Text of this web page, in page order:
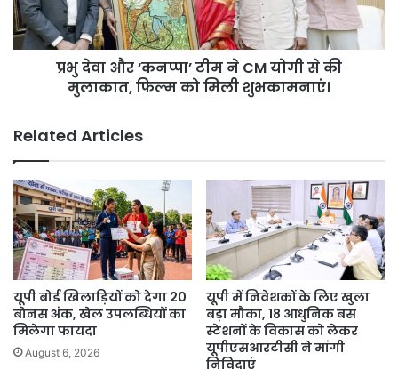
जाम।
CM
योगी
से
मिली
शुभकामनाएं।
प्रभु देवा और ‘कनप्पा’ टीम ने CM योगी से की
मुलाकात, फिल्म को मिली शुभकामनाएं।
Related Articles
यूपी बोर्ड खिलाड़ियों को देगा 20
बोनस अंक, खेल उपलब्धियों का
मिलेगा फायदा
August 6, 2026
यूपी में निवेशकों के लिए खुला
बड़ा मौका, 18 आधुनिक बस
स्टेशनों के विकास को लेकर
यूपीएसआरटीसी ने मांगी
निविदाएं